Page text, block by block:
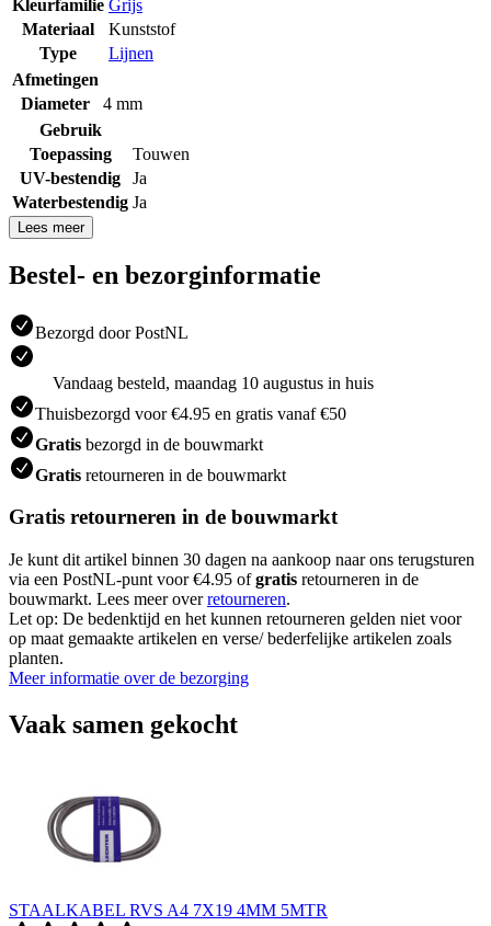
Kleurfamilie Grijs
Materiaal
Kunststof
Type
Lijnen
Afmetingen
Diameter
4 mm
Gebruik
Toepassing
Touwen
UV-bestendig
Ja
Waterbestendig Ja
Lees meer
Bestel- en bezorginformatie
Bezorgd door PostNL
Vandaag besteld, maandag 10 augustus in huis
Thuisbezorgd voor €4.95 en gratis vanaf €50
Gratis bezorgd in de bouwmarkt
Gratis retourneren in de bouwmarkt
Gratis retourneren in de bouwmarkt
Je kunt dit artikel binnen 30 dagen na aankoop naar ons terugsturen
via een PostNL-punt voor €4.95 ofgratis retourneren in de
bouwmarkt. Lees meer overretourneren.
Let op: De bedenktijd en het kunnen retourneren gelden niet voor
op maat gemaakte artikelen en verse/ bederfelijke artikelen zoals
planten.
Meer informatie over de bezorging
Vaak samen gekocht
STAALKABEL RVS A4 7X19 4MM 5MTR